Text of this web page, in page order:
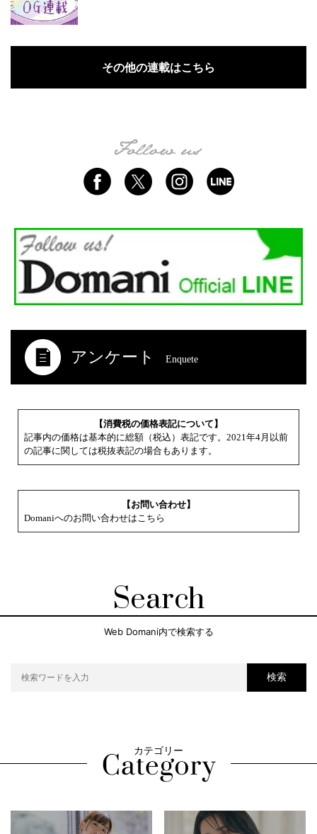
その他の連載はこちら
アンケート Enquete
【消費税の価格表記について】
記事内の価格は基本的に総額（税込）表記です。2021年4月以前
の記事に関しては税抜表記の場合もあります。
【お問い合わせ】
Domaniへのお問い合わせはこちら
Search
Web Domani内で検索する
検索
カテゴリー